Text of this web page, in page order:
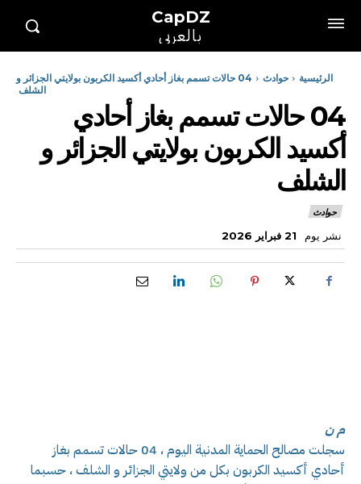
CapDZ
بالعربي
الرئيسية حوادث
04 حالات تسمم بغاز أحادي أكسيد الكربون بولايتي الجزائر و
الشلف
04 حالات تسمم بغاز أحادي
أكسيد الكربون بولايتي الجزائر و
الشلف
حوادث
نشر يوم 21 فبراير 2026
م ن
سجلت مصالح الحماية المدنية اليوم ، 04 حالات تسمم بغاز
أحادي أكسيد الكربون بكل من ولايتي الجزائر و الشلف ، حسبما